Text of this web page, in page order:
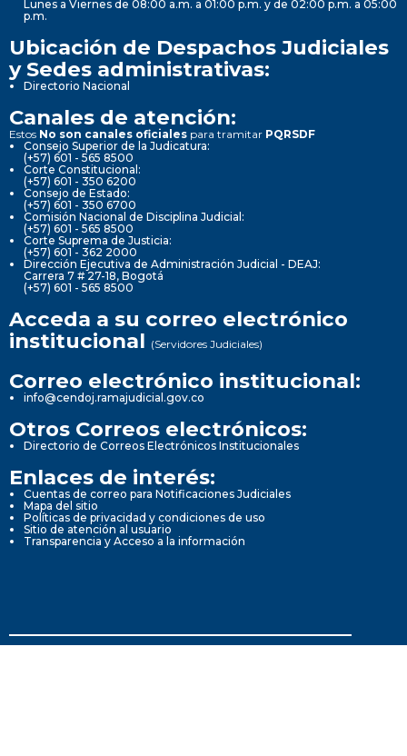
Lunes a Viernes de 08:00 a.m. a 01:00 p.m. y de 02:00 p.m. a 05:00
p.m.
Ubicación de Despachos Judiciales
y Sedes administrativas:
Directorio Nacional
Canales de atención:
Estos No son canales oficiales para tramitar PQRSDF
Consejo Superior de la Judicatura:
(+57) 601 - 565 8500
Corte Constitucional:
(+57) 601 - 350 6200
Consejo de Estado:
(+57) 601 - 350 6700
Comisión Nacional de Disciplina Judicial:
(+57) 601 - 565 8500
Corte Suprema de Justicia:
(+57) 601 - 362 2000
Dirección Ejecutiva de Administración Judicial - DEAJ:
Carrera 7 # 27-18, Bogotá
(+57) 601 - 565 8500
Acceda a su correo electrónico
institucional (Servidores Judiciales)
Correo electrónico institucional:
info@cendoj.ramajudicial.gov.co
Otros Correos electrónicos:
Directorio de Correos Electrónicos Institucionales
Enlaces de interés:
Cuentas de correo para Notificaciones Judiciales
Mapa del sitio
Políticas de privacidad y condiciones de uso
Sitio de atención al usuario
Transparencia y Acceso a la información